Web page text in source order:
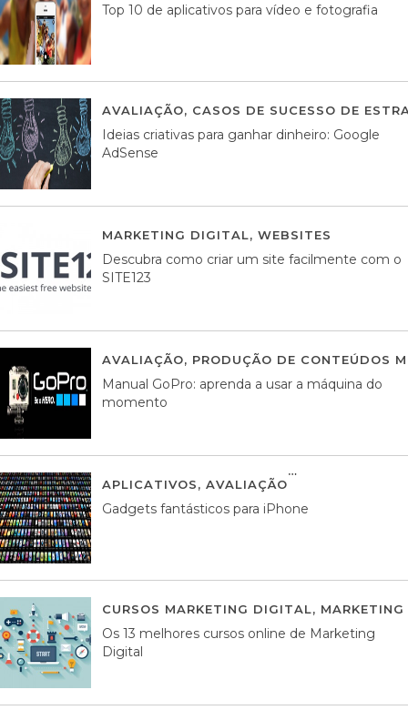
Top 10 de aplicativos para vídeo e fotografia
AVALIAÇÃO, CASOS DE SUCESSO DE
Ideias criativas para ganhar dinheiro: Google
AdSense
MARKETING DIGITAL, WEBSITES
Descubra como criar um site facilmente com o
SITE123
AVALIAÇÃO, PRODUÇÃO DE CONTEÚDOS
Manual GoPro: aprenda a usar a máquina do
momento
APLICATIVOS, AVALIAÇÃO
Gadgets fantásticos para iPhone
CURSOS MARKETING DIGITAL,
Os 13 melhores cursos online de Marketing
Digital